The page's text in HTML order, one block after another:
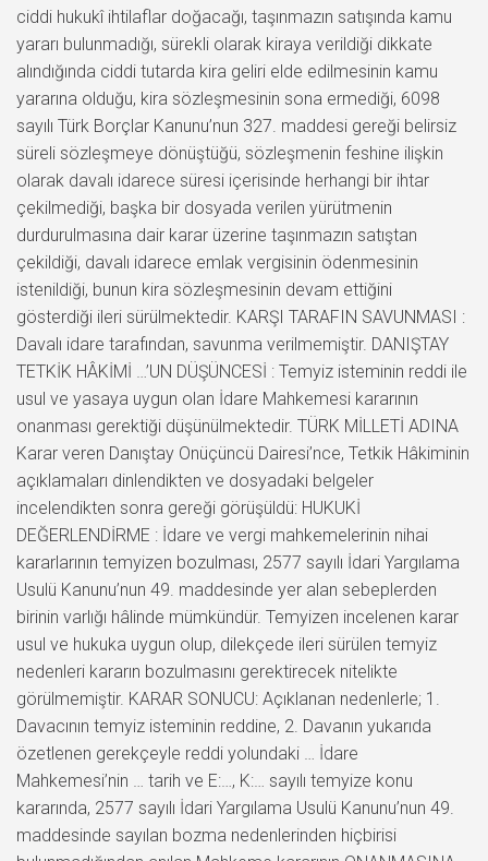
ciddi hukukî ihtilaflar doğacağı, taşınmazın satışında kamu
yararı bulunmadığı, sürekli olarak kiraya verildiği dikkate
alındığında ciddi tutarda kira geliri elde edilmesinin kamu
yararına olduğu, kira sözleşmesinin sona ermediği, 6098
sayılı Türk Borçlar Kanunu’nun 327. maddesi gereği belirsiz
süreli sözleşmeye dönüştüğü, sözleşmenin feshine ilişkin
olarak davalı idarece süresi içerisinde herhangi bir ihtar
çekilmediği, başka bir dosyada verilen yürütmenin
durdurulmasına dair karar üzerine taşınmazın satıştan
çekildiği, davalı idarece emlak vergisinin ödenmesinin
istenildiği, bunun kira sözleşmesinin devam ettiğini
gösterdiği ileri sürülmektedir. KARŞI TARAFIN SAVUNMASI :
Davalı idare tarafından, savunma verilmemiştir. DANIŞTAY
TETKİK HÂKİMİ …’UN DÜŞÜNCESİ : Temyiz isteminin reddi ile
usul ve yasaya uygun olan İdare Mahkemesi kararının
onanması gerektiği düşünülmektedir. TÜRK MİLLETİ ADINA
Karar veren Danıştay Onüçüncü Dairesi’nce, Tetkik Hâkiminin
açıklamaları dinlendikten ve dosyadaki belgeler
incelendikten sonra gereği görüşüldü: HUKUKİ
DEĞERLENDİRME : İdare ve vergi mahkemelerinin nihai
kararlarının temyizen bozulması, 2577 sayılı İdari Yargılama
Usulü Kanunu’nun 49. maddesinde yer alan sebeplerden
birinin varlığı hâlinde mümkündür. Temyizen incelenen karar
usul ve hukuka uygun olup, dilekçede ileri sürülen temyiz
nedenleri kararın bozulmasını gerektirecek nitelikte
görülmemiştir. KARAR SONUCU: Açıklanan nedenlerle; 1.
Davacının temyiz isteminin reddine, 2. Davanın yukarıda
özetlenen gerekçeyle reddi yolundaki … İdare
Mahkemesi’nin … tarih ve E:…, K:… sayılı temyize konu
kararında, 2577 sayılı İdari Yargılama Usulü Kanunu’nun 49.
maddesinde sayılan bozma nedenlerinden hiçbirisi